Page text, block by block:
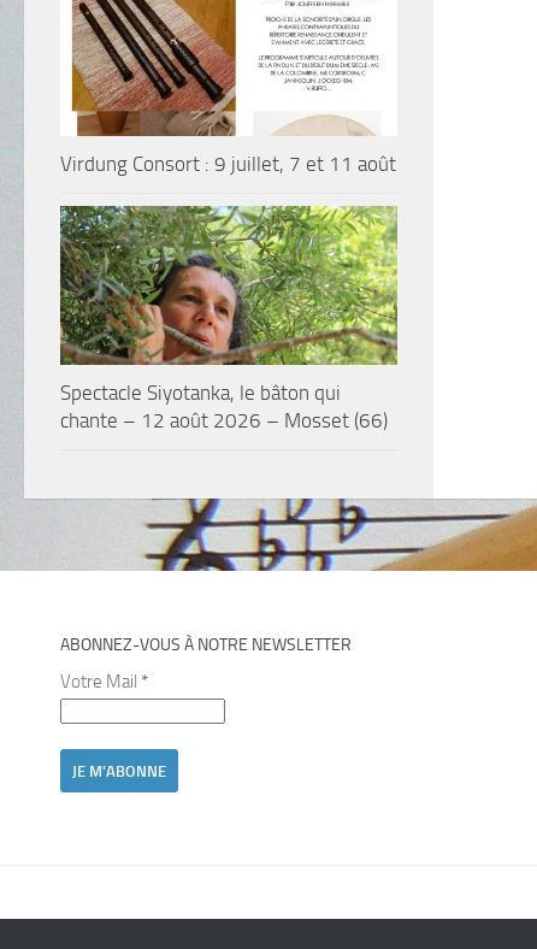
Virdung Consort : 9 juillet, 7 et 11 août
Spectacle Siyotanka, le bâton qui
chante – 12 août 2026 – Mosset (66)
ABONNEZ-VOUS À NOTRE NEWSLETTER
Votre Mail *